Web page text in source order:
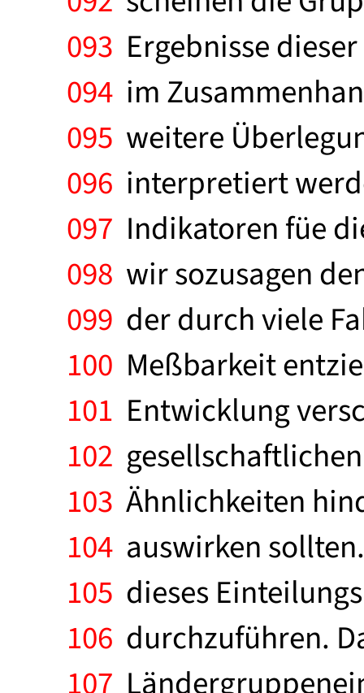
093 Ergebnisse
094 im
095 weitere
096 interpretiert
097 Indikatoren füe
098 wir sozusagen
099 der durch viele
100 Meßbarkeit
101 Entwicklung
102
103 Ähnlichkeiten
104 auswirken
105 dieses
106 durchzuführen.